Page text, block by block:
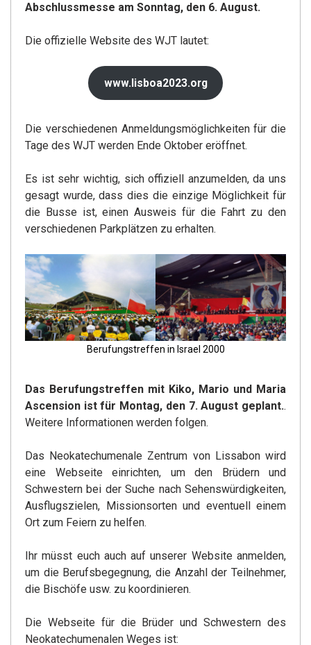
Abschlussmesse am Sonntag, den 6. August.
Die offizielle Website des WJT lautet:
www.lisboa2023.org
Die verschiedenen Anmeldungsmöglichkeiten für die
Tage des WJT werden Ende Oktober eröffnet.
Es ist sehr wichtig, sich offiziell anzumelden, da uns
gesagt wurde, dass dies die einzige Möglichkeit für
die Busse ist, einen Ausweis für die Fahrt zu den
verschiedenen Parkplätzen zu erhalten.
Berufungstreffen in Israel 2000
Das Berufungstreffen mit Kiko, Mario und Maria
Ascension ist für Montag, den 7. August geplant..
Weitere Informationen werden folgen.
Das Neokatechumenale Zentrum von Lissabon wird
eine Webseite einrichten, um den Brüdern und
Schwestern bei der Suche nach Sehenswürdigkeiten,
Ausflugszielen, Missionsorten und eventuell einem
Ort zum Feiern zu helfen.
Ihr müsst euch auch auf unserer Website anmelden,
um die Berufsbegegnung, die Anzahl der Teilnehmer,
die Bischöfe usw. zu koordinieren.
Die Webseite für die Brüder und Schwestern des
Neokatechumenalen Weges ist: